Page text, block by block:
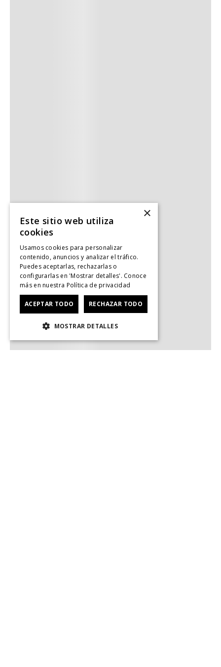
×
Este sitio web utiliza
cookies
Usamos cookies para personalizar
contenido, anuncios y analizar el tráfico.
Puedes aceptarlas, rechazarlas o
configurarlas en 'Mostrar detalles'. Conoce
más en nuestra Política de privacidad
ACEPTAR TODO RECHAZAR TODO
MOSTRAR DETALLES